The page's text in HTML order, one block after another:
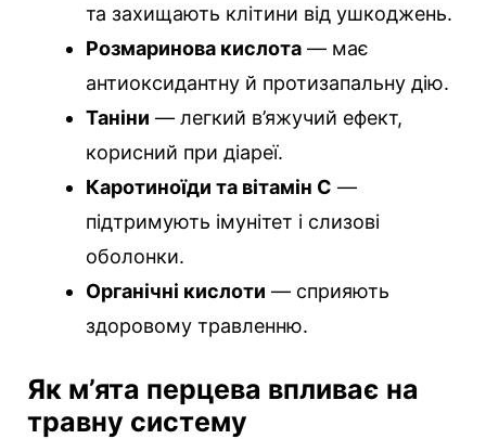
та захищають клітини від ушкоджень.
Розмаринова кислота — має
антиоксидантну й протизапальну дію.
Таніни — легкий в’яжучий ефект,
корисний при діареї.
Каротиноїди та вітамін С —
підтримують імунітет і слизові
оболонки.
Органічні кислоти — сприяють
здоровому травленню.
Як м’ята перцева впливає на
травну систему